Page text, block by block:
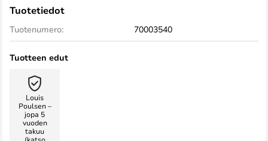
Tuotetiedot
Tuotenumero: 70003540
Tuotteen edut
Louis
Poulsen –
jopa 5
vuoden
takuu